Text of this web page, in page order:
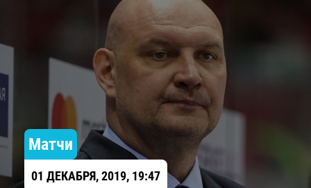
Матчи
01 ДЕКАБРЯ, 2019, 19:47